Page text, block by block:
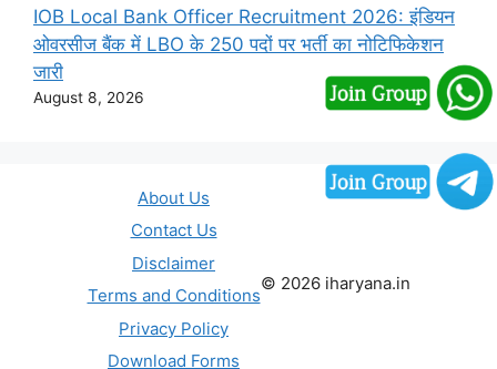
IOB Local Bank Officer Recruitment 2026: इंडियन
ओवरसीज बैंक में LBO के 250 पदों पर भर्ती का नोटिफिकेशन
जारी
August 8, 2026
About Us
Contact Us
Disclaimer
Terms and Conditions
Privacy Policy
Download Forms
© 2026 iharyana.in